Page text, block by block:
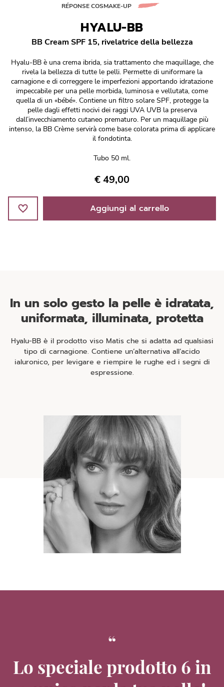
Réponse Pureté
Réponse Délicate
Réponse Cosmake-up
Réponse Fondamentale
Réponse Body
RÉPONSE COSMAKE-UP
HYALU-BB
BB Cream SPF 15, rivelatrice della bellezza
Hyalu-BB è una crema ibrida, sia trattamento che maquillage, che
rivela la bellezza di tutte le pelli. Permette di uniformare la
carnagione e di correggere le imperfezioni apportando idratazione
impeccabile per una pelle morbida, luminosa e vellutata, come
quella di un «bébé». Contiene un filtro solare SPF, protegge la
pelle dagli effetti nocivi dei raggi UVA UVB la preserva
dall’invecchiamento cutaneo prematuro. Per un maquillage più
intenso, la BB Crème servirà come base colorata prima di applicare
il fondotinta.
Tubo 50 ml.
€ 49,00
Aggiungi al carrello
In un solo gesto la pelle è idratata,
uniformata, illuminata, protetta
Hyalu-BB è il prodotto viso Matis che si adatta ad qualsiasi
tipo di carnagione. Contiene un’alternativa all’acido
ialuronico, per levigare e riempire le rughe ed i segni di
espressione.
Lo speciale prodotto 6 in